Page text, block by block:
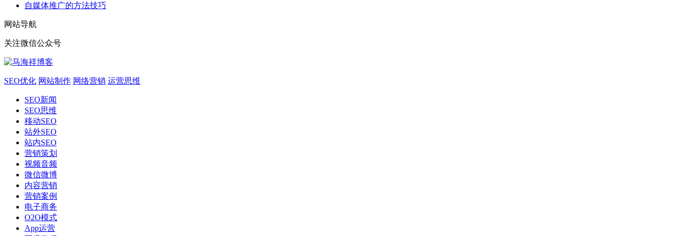
自媒体推广的方法技巧
网站导航
关注微信公众号
SEO优化 网站制作 网络营销 运营思维
SEO新闻
SEO思维
移动SEO
站外SEO
站内SEO
营销策划
视频音频
微信微博
内容营销
营销案例
电子商务
O2O模式
App运营